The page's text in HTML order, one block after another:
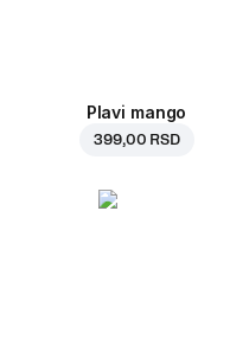
Plavi mango
399,00 RSD